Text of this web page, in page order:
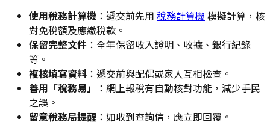
使用稅務計算機 ：遞交前先用 稅務計算機 模擬計算，核
對免稅額及應繳稅款。
保留完整文件 ：全年保留收入證明、收據、銀行紀錄
等。
複核填寫資料 ：遞交前與配偶或家人互相檢查。
善用「稅務易」
：網上報稅有自動核對功能，減少手民
之誤。
留意稅務局提醒 ：如收到查詢信，應立即回覆。